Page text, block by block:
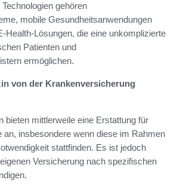
gehören
mobile Gesundheitsanwendungen
Health-Lösungen, die eine unkomplizierte
Patienten und
ermöglichen.
von der Krankenversicherung
bieten mittlerweile eine Erstattung für
an, insbesondere wenn diese im Rahmen
stattfinden. Es ist jedoch
Versicherung nach spezifischen